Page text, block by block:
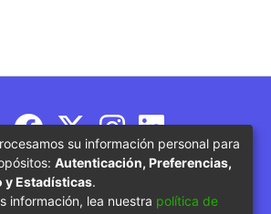
su información personal para
Autenticación, Preferencias,
y Estadísticas.
información, lea nuestra política de